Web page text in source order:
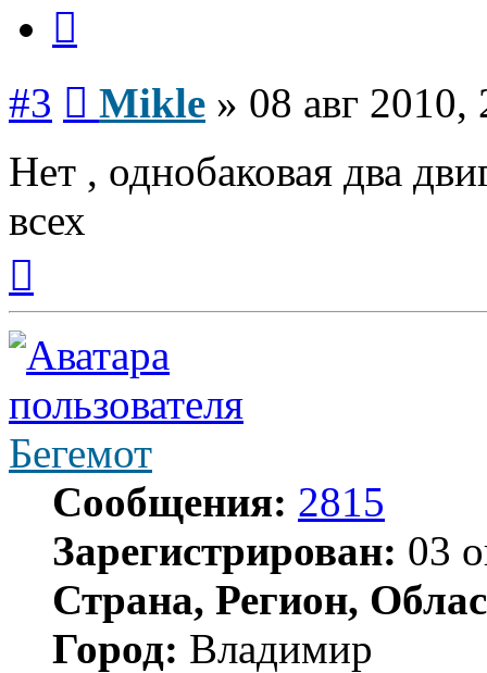
#3 Mikle » 08 авг 2010,
Нет , однобаковая два
всех
началу
Бегемот
Сообщения: 2815
Зарегистрирован: 03
Страна, Регион,
Город: Владимир